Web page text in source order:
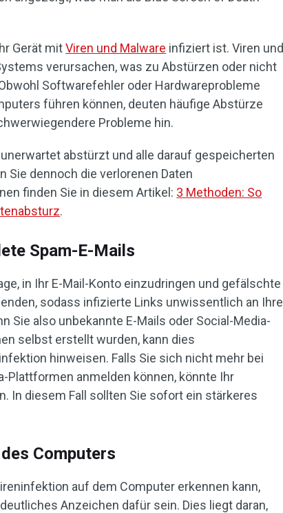
Gerät mitViren und Malware infiziert ist. Viren und
verursachen, was zu Abstürzen oder nicht
Softwarefehler oder Hardwareprobleme
führen können, deuten häufige Abstürze
Probleme hin.
abstürzt und alle darauf gespeicherten
Sie dennoch die verlorenen Daten
finden Sie in diesem Artikel: 3 Methoden: So
.
Spam-E-Mails
in Ihr E-Mail-Konto einzudringen und gefälschte
sodass infizierte Links unwissentlich an Ihre
Sie also unbekannte E-Mails oder Social-Media-
selbst erstellt wurden, kann dies
hinweisen. Falls Sie sich nicht mehr bei
Plattformen anmelden können, könnte Ihr
In diesem Fall sollten Sie sofort ein stärkeres
Computers
auf dem Computer erkennen kann,
Anzeichen dafür sein. Dies liegt daran,